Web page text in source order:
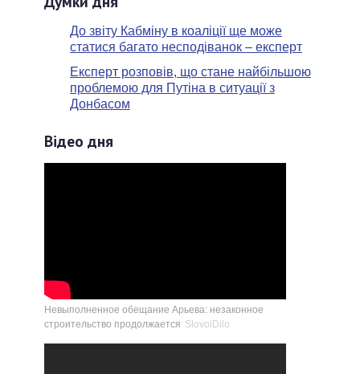
До звіту Кабміну в коаліції ще може
статися багато несподіванок – експерт
Експерт розповів, що стане найбільшою
проблемою для Путіна в ситуації з
Донбасом
Відео дня
Невыполненное обещание Арьева: незаконное
строительство продолжается SlovoiDilo